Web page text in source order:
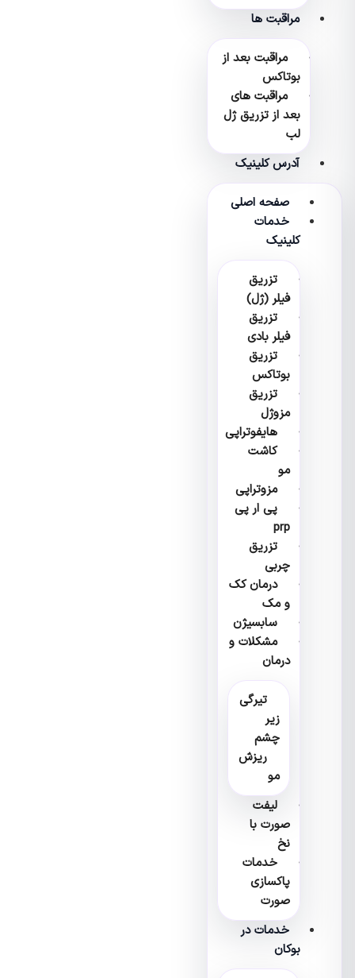
مراقبت ها
مراقبت بعد از
بوتاکس
مراقبت های
بعد از تزریق ژل
آدرس کلینیک
صفحه اصلی
خدمات
کلینیک
تزریق
فیلر (ژل)
تزریق
فیلر بادی
تزریق
بوتاکس
تزریق
مزوژل
هایفوتراپی
کاشت
مزوتراپی
پی ار پی
تزریق
چربی
درمان کک
و مک
سابسیژن
مشکلات و
درمان
تیرگی
چشم
ریزش
لیفت
صورت با
خدمات
پاکسازی
صورت
خدمات در
بوکان